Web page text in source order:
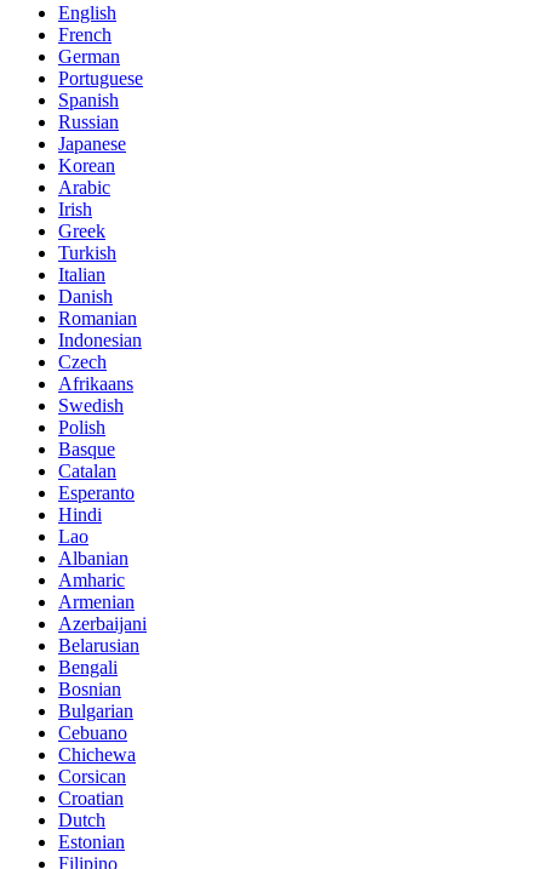
English
French
German
Portuguese
Spanish
Russian
Japanese
Korean
Arabic
Irish
Greek
Turkish
Italian
Danish
Romanian
Indonesian
Czech
Afrikaans
Swedish
Polish
Basque
Catalan
Esperanto
Hindi
Lao
Albanian
Amharic
Armenian
Azerbaijani
Belarusian
Bengali
Bosnian
Bulgarian
Cebuano
Chichewa
Corsican
Croatian
Dutch
Estonian
Filipino